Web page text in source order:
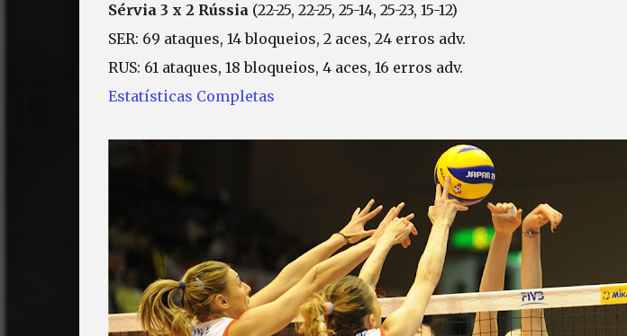
Sérvia 3 x 2 Rússia (22-25, 22-25, 25-14, 25-23, 15-12)
SER: 69 ataques, 14 bloqueios, 2 aces, 24 erros adv.
RUS: 61 ataques, 18 bloqueios, 4 aces, 16 erros adv.
Estatísticas Completas